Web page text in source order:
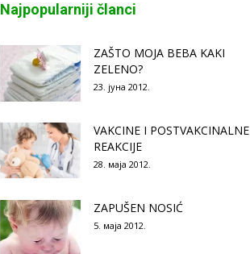
Najpopularniji članci
ZAŠTO MOJA BEBA KAKI
ZELENO?
23. јуна 2012.
VAKCINE I POSTVAKCINALNE
REAKCIJE
28. маја 2012.
ZAPUŠEN NOSIĆ
5. маја 2012.